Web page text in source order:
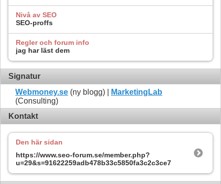
Nivå av SEO
SEO-proffs
Regler och forum info
jag har läst dem
Signatur
Webmoney.se (ny blogg) |
MarketingLab
(Consulting)
Kontakt
Den här sidan
https://www.seo-forum.se/member.php?
u=29&s=91622259adb478b33c5850fa3c2c3ce7